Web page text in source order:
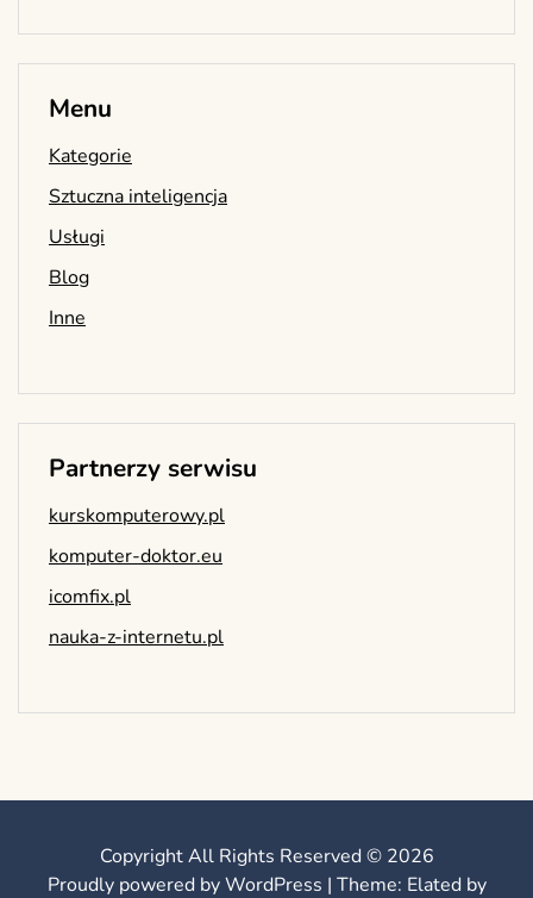
Menu
Kategorie
Sztuczna inteligencja
Usługi
Blog
Inne
Partnerzy serwisu
kurskomputerowy.pl
komputer-doktor.eu
icomfix.pl
nauka-z-internetu.pl
Copyright All Rights Reserved © 2026
Proudly powered by WordPress | Theme: Elated by